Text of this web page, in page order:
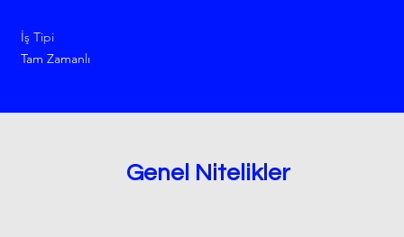
İş Tipi
Tam Zamanlı
Genel Nitelikler